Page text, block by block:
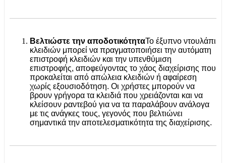
Βελτιώστε την αποδοτικότηταΤο έξυπνο ντουλάπι
κλειδιών μπορεί να πραγματοποιήσει την αυτόματη
επιστροφή κλειδιών και την υπενθύμιση
επιστροφής, αποφεύγοντας το χάος διαχείρισης που
προκαλείται από απώλεια κλειδιών ή αφαίρεση
χωρίς εξουσιοδότηση. Οι χρήστες μπορούν να
βρουν γρήγορα τα κλειδιά που χρειάζονται και να
κλείσουν ραντεβού για να τα παραλάβουν ανάλογα
με τις ανάγκες τους, γεγονός που βελτιώνει
σημαντικά την αποτελεσματικότητα της διαχείρισης.